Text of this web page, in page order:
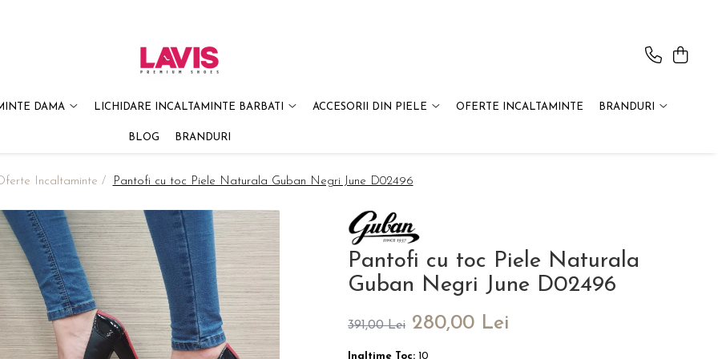
DAMA LICHIDARE INCALTAMINTE BARBATI ACCESORII DIN PIELE OFERTE INCALTAMINTE BRANDURI
BLOG BRANDURI
Incaltaminte / Pantofi cu toc Piele Naturala Guban Negri June D02496
Pantofi cu toc Piele Naturala
Guban Negri June D02496
391,00 Lei 280,00 Lei
Inaltime Toc: 10